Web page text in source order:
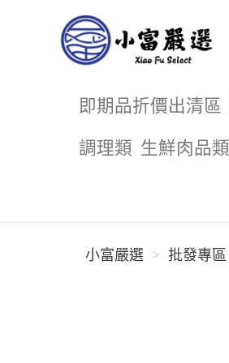
即期品折價出清區
調理類 生鮮肉品類
小富嚴選 批發專區